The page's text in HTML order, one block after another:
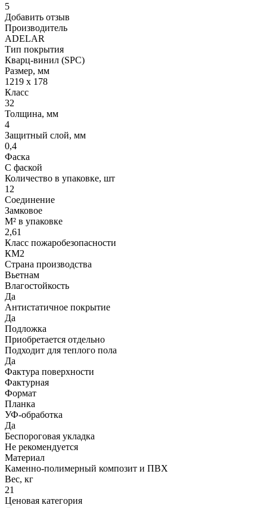
5
Добавить отзыв
Производитель
ADELAR
Тип покрытия
Кварц-винил (SPC)
Размер, мм
1219 х 178
Класс
32
Толщина, мм
4
Защитный слой, мм
0,4
Фаска
С фаской
Количество в упаковке, шт
12
Соединение
Замковое
М² в упаковке
2,61
Класс пожаробезопасности
КМ2
Страна производства
Вьетнам
Влагостойкость
Да
Антистатичное покрытие
Да
Подложка
Приобретается отдельно
Подходит для теплого пола
Да
Фактура поверхности
Фактурная
Формат
Планка
УФ-обработка
Да
Беспороговая укладка
Не рекомендуется
Материал
Каменно-полимерный композит и ПВХ
Вес, кг
21
Ценовая категория